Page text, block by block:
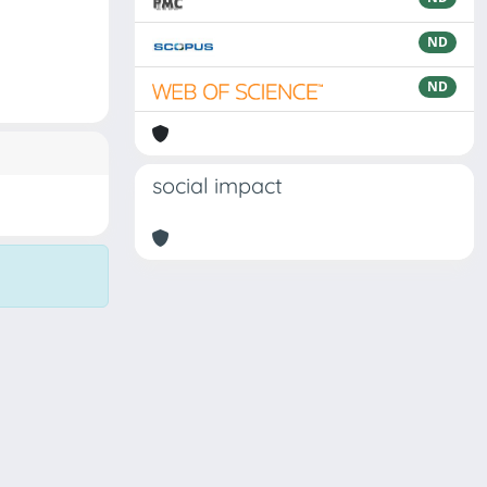
ND
ND
social impact